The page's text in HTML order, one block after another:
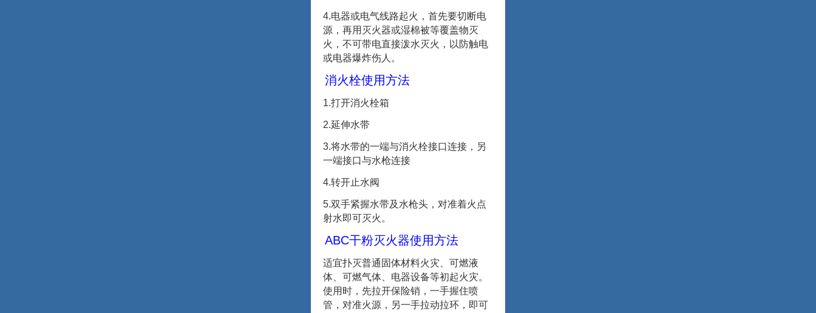
4.电器或电气线路起火，首先要切断电
源，再用灭火器或湿棉被等覆盖物灭
火，不可带电直接泼水灭火，以防触电
或电器爆炸伤人。
消火栓使用方法
1.打开消火栓箱
2.延伸水带
3.将水带的一端与消火栓接口连接，另
一端接口与水枪连接
4.转开止水阀
5.双手紧握水带及水枪头，对准着火点
射水即可灭火。
ABC干粉灭火器使用方法
适宜扑灭普通固体材料火灾、可燃液
体、可燃气体、电器设备等初起火灾。
使用时，先拉开保险销，一手握住喷
管，对准火源，另一手拉动拉环，即可